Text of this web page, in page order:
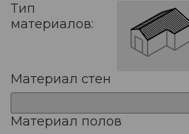
Тип
материалов:
Материал стен
Материал полов